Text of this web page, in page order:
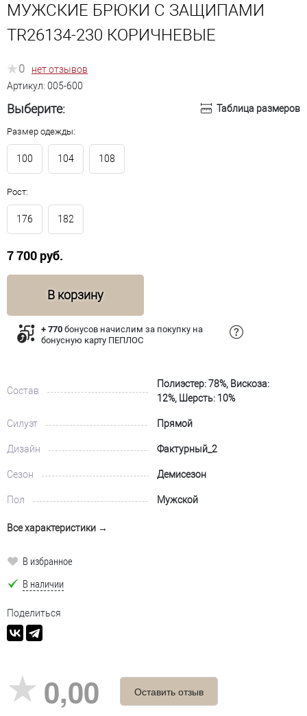
МУЖСКИЕ БРЮКИ С ЗАЩИПАМИ
TR26134-230 КОРИЧНЕВЫЕ
0
нет отзывов
Артикул: 005-600
Выберите: Таблица размеров
Размер одежды:
100 104 108
Рост:
176 182
7 700 руб.
В корзину
+ 770 бонусов начислим за покупку на
бонусную карту ПЕПЛОС
Состав
Полиэстер: 78%, Вискоза:
12%, Шерсть: 10%
Силуэт Прямой
Дизайн Фактурный_2
Сезон Демисезон
Пол Мужской
Все характеристики →
В избранное
В наличии
Поделиться
0,00 Оставить отзыв